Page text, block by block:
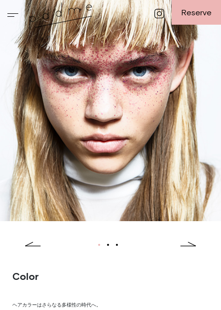
Reserve
Color
ヘアカラーはさらなる多様性の時代へ。
Previous Next